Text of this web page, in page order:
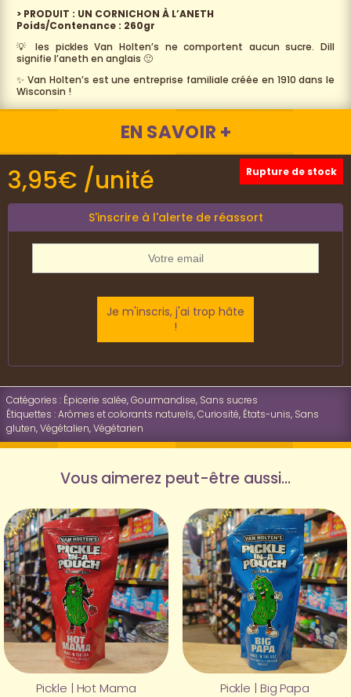
> PRODUIT : UN CORNICHON À L’ANETH
Poids/Contenance : 260gr
💡 les pickles Van Holten’s ne comportent aucun sucre. Dill
signifie l’aneth en anglais 🙂
✨ Van Holten’s est une entreprise familiale créée en 1910 dans le
Wisconsin !
EN SAVOIR +
3,95€ /unité Rupture de stock
S'inscrire à l'alerte de réassort
Je m'inscris, j'ai trop hâte
!
Catégories : Épicerie salée,Gourmandise, Sans sucres
Étiquettes :Arômes et colorants naturels,Curiosité, États-unis, Sans
gluten,Végétalien,Végétarien
Vous aimerez peut-être aussi…
Pickle | Hot Mama Pickle | Big Papa